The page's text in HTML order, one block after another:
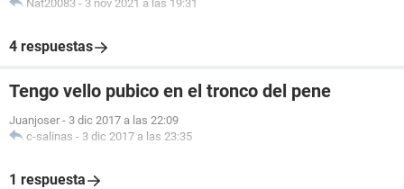
Nat20083 - 3 nov 2021 a las 19:31
4 respuestas
Tengo vello pubico en el tronco del pene
Juanjoser - 3 dic 2017 a las 22:09
c-salinas - 3 dic 2017 a las 23:35
1 respuesta